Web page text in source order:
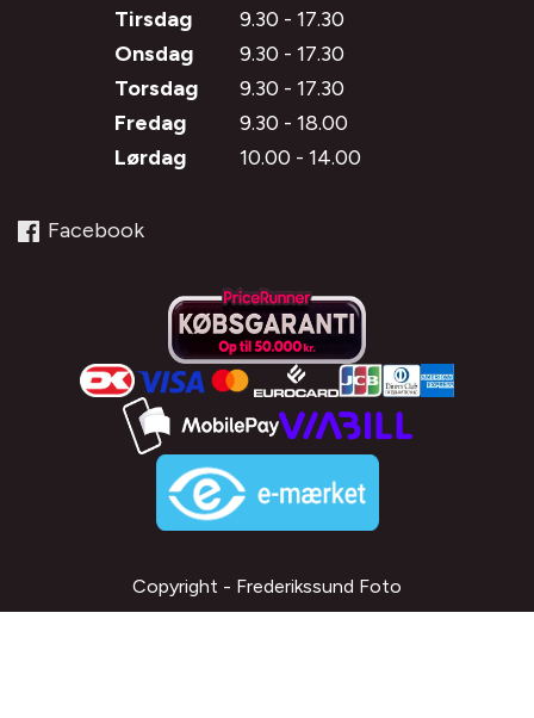
Tirsdag
9.30 - 17.30
Onsdag
9.30 - 17.30
Torsdag
9.30 - 17.30
Fredag
9.30 - 18.00
Lørdag
10.00 - 14.00
Facebook
Copyright - Frederikssund Foto